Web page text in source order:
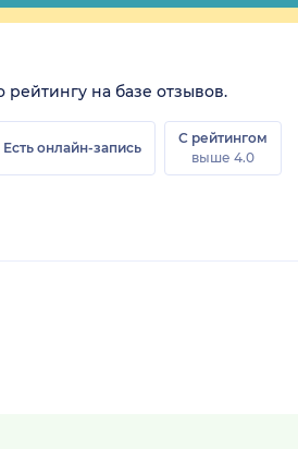
на базе отзывов.
Есть онлайн-запись
С рейтингом
выше 4.0